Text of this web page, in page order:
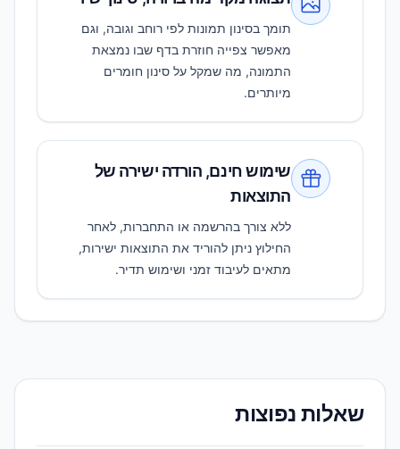
תומך בסינון תמונות לפי רוחב וגובה, וגם
מאפשר צפייה חוזרת בדף שבו נמצאת
התמונה, מה שמקל על סינון חומרים
מיותרים.
שימוש חינם, הורדה ישירה של
התוצאות
ללא צורך בהרשמה או התחברות, לאחר
החילוץ ניתן להוריד את התוצאות ישירות,
מתאים לעיבוד זמני ושימוש תדיר.
שאלות נפוצות